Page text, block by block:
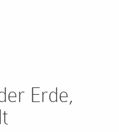
Erde,